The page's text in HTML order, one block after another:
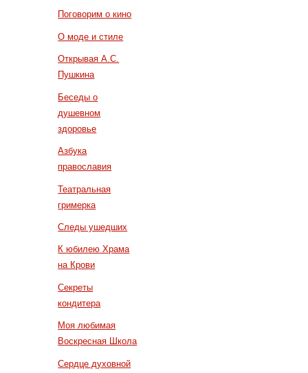
Поговорим о кино
О моде и стиле
Открывая А.С.
Пушкина
Беседы о
душевном
здоровье
Азбука
православия
Театральная
гримерка
Следы ушедших
К юбилею Храма
на Крови
Секреты
кондитера
Моя любимая
Воскресная Школа
Сердце духовной